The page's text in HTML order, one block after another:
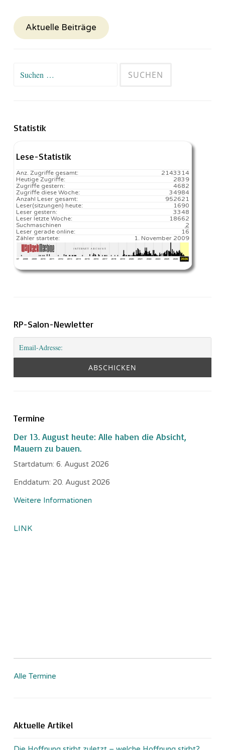
Aktuelle Beiträge
Suchen
Statistik
Lese-Statistik
2143314
Anz. Zugriffe gesamt:
2839
Heutige Zugriffe:
4682
Zugriffe gestern:
34984
Zugriffe diese Woche:
952621
Anzahl Leser gesamt:
1690️
Leser(sitzungen) heute:
3348
Leser gestern:
18662️
Leser letzte Woche:
2
Suchmaschinen
16
Leser gerade online:
1. November 2009
Zähler startete:
RP-Salon-Newletter
Termine
Der 13. August heute: Alle haben die Absicht,
Mauern zu bauen.
Startdatum: 6. August 2026
Enddatum: 20. August 2026
Weitere Informationen
LINK
Alle Termine
Aktuelle Artikel